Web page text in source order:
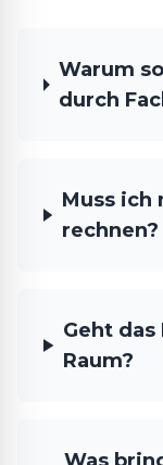
Warum
durch
Muss ich
rechnen?
Geht
Raum?